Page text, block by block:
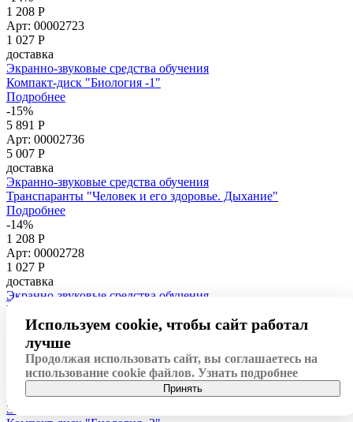
1 208 Р
Арт: 00002723
1 027 Р
доставка
Экранно-звуковые средства обучения
Компакт-диск "Биология -1"
Подробнее
-15%
5 891 Р
Арт: 00002736
5 007 Р
доставка
Экранно-звуковые средства обучения
Транспаранты "Человек и его здоровье. Дыхание"
Подробнее
-14%
1 208 Р
Арт: 00002728
1 027 Р
доставка
Экранно-звуковые средства обучения
Компакт-диск "Земля. Происхождение человека"
Подробнее
-14%
1 208 Р
Арт: 00002724
1 027Р
доставка
Экранно-звуковые средства обучения
Используем cookie, чтобы сайт работал
лучше
Продолжая использовать сайт, вы соглашаетесь на
использование cookie файлов. Узнать подробнее
Принять